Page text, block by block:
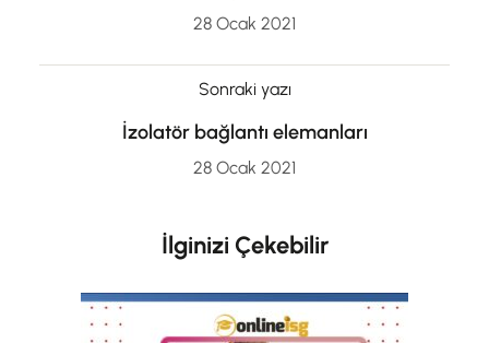
28 Ocak 2021
Sonraki yazı
İzolatör bağlantı elemanları
28 Ocak 2021
İlginizi Çekebilir